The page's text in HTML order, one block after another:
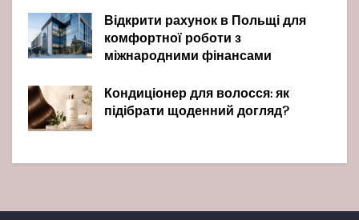
Відкрити рахунок в Польщі для
комфортної роботи з
міжнародними фінансами
Кондиціонер для волосся: як
підібрати щоденний догляд?